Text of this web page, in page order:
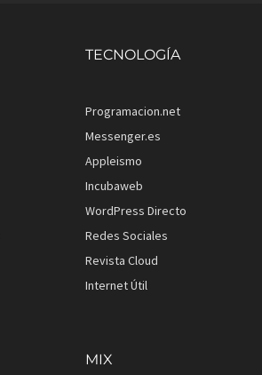
TECNOLOGÍA
Programacion.net
Messenger.es
Appleismo
Incubaweb
WordPress Directo
Redes Sociales
Revista Cloud
Internet Útil
MIX